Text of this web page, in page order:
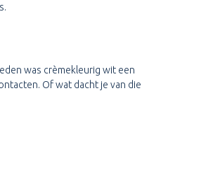
was crèmekleurig wit een
Of wat dacht je van die